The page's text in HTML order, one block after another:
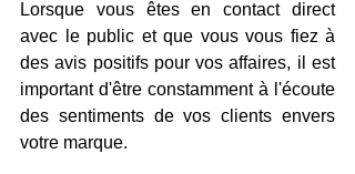
Lorsque vous êtes en contact direct
avec le public et que vous vous fiez à
des avis positifs pour vos affaires, il est
important d'être constamment à l'écoute
des sentiments de vos clients envers
votre marque.